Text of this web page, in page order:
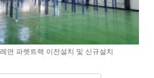
면 파렛트랙 이전설치 및 신규설치